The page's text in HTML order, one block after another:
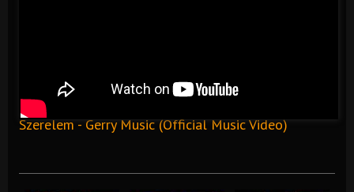
Szerelem - Gerry Music (Official Music Video)